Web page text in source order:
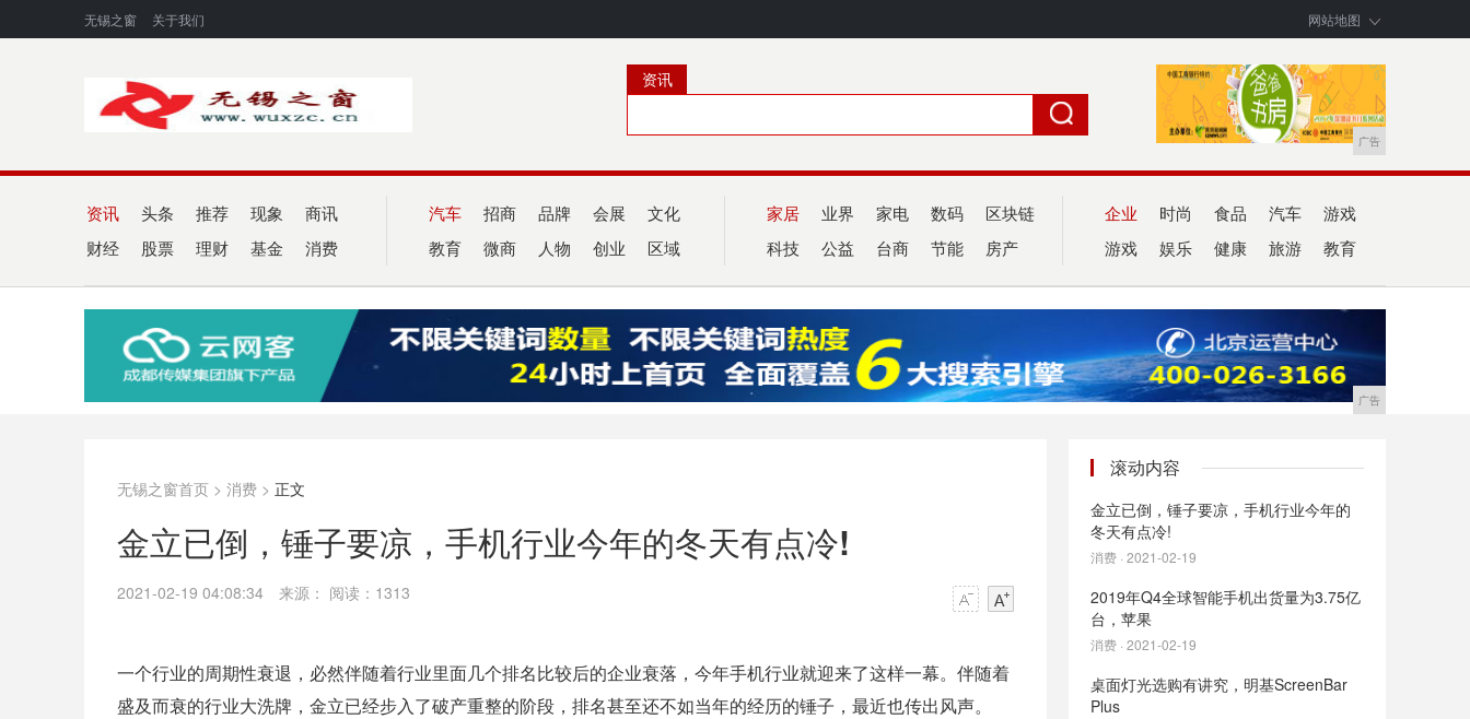
无锡之窗 关于我们 网站地图
资讯
广告
资讯 头条 推荐 现象 商讯
财经 股票 理财 基金 消费
汽车 招商 品牌 会展 文化
教育 微商 人物 创业 区域
家居 业界 家电 数码 区块链
科技 公益 台商 节能 房产
企业 时尚 食品 汽车 游戏
游戏 娱乐 健康 旅游 教育
广告
无锡之窗首页 > 消费 > 正文
金立已倒，锤子要凉，手机行业今年的冬天有点冷!
2021-02-19 04:08:34 来源： 阅读：1313
一个行业的周期性衰退，必然伴随着行业里面几个排名比较后的企业衰落，今年手机行业就迎来了这样一幕。伴随着
盛及而衰的行业大洗牌，金立已经步入了破产重整的阶段，排名甚至还不如当年的经历的锤子，最近也传出风声。
滚动内容
金立已倒，锤子要凉，手机行业今年的
冬天有点冷!
消费 · 2021-02-19
2019年Q4全球智能手机出货量为3.75亿
台，苹果
消费 · 2021-02-19
桌面灯光选购有讲究，明基ScreenBar
Plus